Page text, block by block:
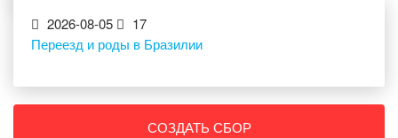
2026-08-05
17
Переезд и роды в Бразилии
СОЗДАТЬ СБОР